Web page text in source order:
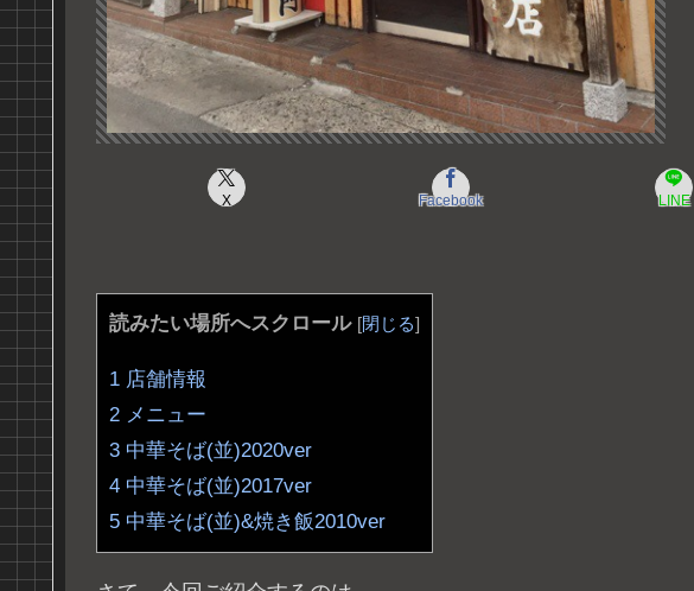
X Facebook LINE
読みたい場所へスクロール [閉じる]
1 店舗情報
2 メニュー
3 中華そば(並)2020ver
4 中華そば(並)2017ver
5 中華そば(並)&焼き飯2010ver